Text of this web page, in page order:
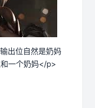
出位自然是奶妈
一个奶妈</p>